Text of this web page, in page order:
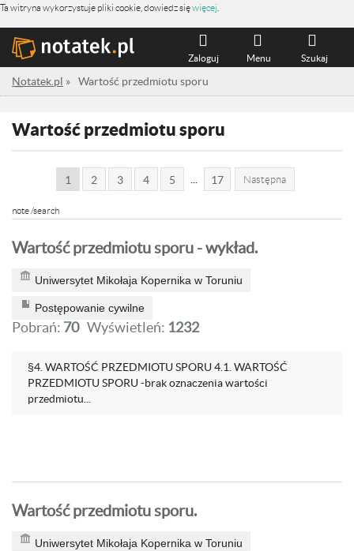
Ta witryna wykorzystuje pliki cookie, dowiedz sięwięcej
Szukaj
Menu
Zaloguj
Notatek.pl » Wartość przedmiotu sporu
Wartość przedmiotu sporu
1 2 3 4 5 17 Następna
note /search
Wartość przedmiotu sporu - wykład.
Uniwersytet Mikołaja Kopernika w Toruniu
Postępowanie cywilne
Pobrań: 70 Wyświetleń: 1232
§4. WARTOŚĆ PRZEDMIOTU SPORU 4.1. WARTOŚĆ
PRZEDMIOTU SPORU -brak oznaczenia wartości
przedmiotu...
Wartość przedmiotu sporu.
Uniwersytet Mikołaja Kopernika w Toruniu